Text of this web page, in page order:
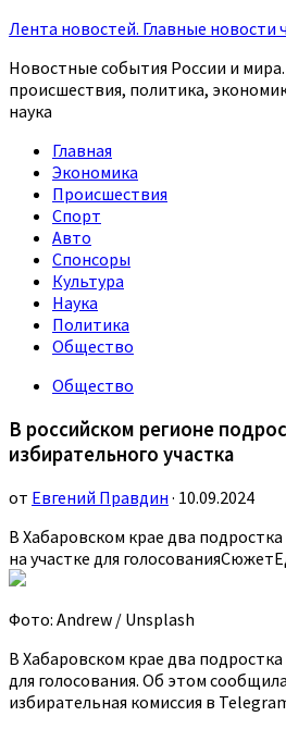
Лента новостей. Главные новости
Новостные события России и
происшествия, политика,
наука
Главная
Экономика
Происшествия
Спорт
Авто
Спонсоры
Культура
Наука
Политика
Общество
Общество
В российском регионе
избирательного участка
от Евгений Правдин · 10.09.2024
В Хабаровском крае два
на участке для
Фото: Andrew / Unsplash
В Хабаровском крае два подростка
для голосования. Об этом
избирательная комиссия в